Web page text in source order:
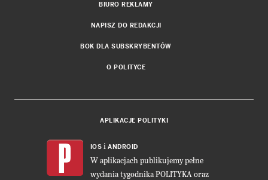
BIURO REKLAMY
NAPISZ DO REDAKCJI
BOK DLA SUBSKRYBENTÓW
O POLITYCE
APLIKACJE POLITYKI
IOS i ANDROID
W aplikacjach publikujemy pełne
wydania tygodnika POLITYKA oraz